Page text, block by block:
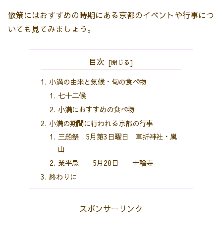
散策にはおすすめの時期にある京都のイベントや行事につ
いても見てみましょう。
目次
小満の由来と気候・旬の食べ物
七十二候
小満におすすめの食べ物
小満の期間に行われる京都の行事
三船祭 5月第3日曜日 車折神社・嵐
山
業平忌 5月28日 十輪寺
終わりに
スポンサーリンク